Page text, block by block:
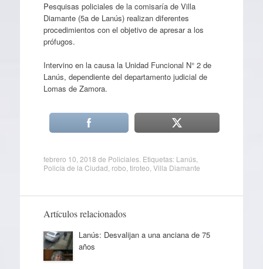
Pesquisas policiales de la comisaría de Villa
Diamante (5a de Lanús) realizan diferentes
procedimientos con el objetivo de apresar a los
prófugos.
Intervino en la causa la Unidad Funcional N° 2 de
Lanús, dependiente del departamento judicial de
Lomas de Zamora.
febrero 10, 2018 de Policiales. Etiquetas: Lanús,
Policía de la Ciudad robo tiroteo Villa Diamante
Artículos relacionados
Lanús: Desvalijan a una anciana de 75
años